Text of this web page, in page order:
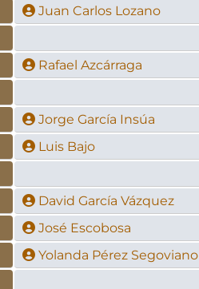
Juan Carlos Lozano
Rafael Azcárraga
Jorge García Insúa
Luis Bajo
David García Vázquez
José Escobosa
Yolanda Pérez Segoviano